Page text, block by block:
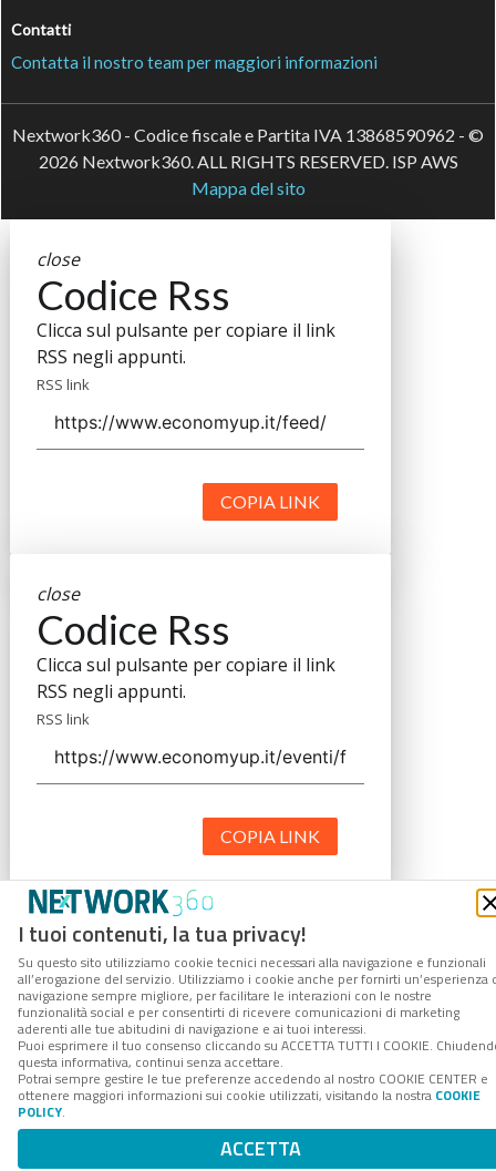
I tuoi contenuti, la tua privacy!
Su questo sito utilizziamo cookie tecnici necessari alla navigazione e funzionali
all’erogazione del servizio. Utilizziamo i cookie anche per fornirti un’esperienza
navigazione sempre migliore, per facilitare le interazioni con le nostre
funzionalità social e per consentirti di ricevere comunicazioni di marketing
aderenti alle tue abitudini di navigazione e ai tuoi interessi.
Puoi esprimere il tuo consenso cliccando su ACCETTA TUTTI I COOKIE.
questa informativa, continui senza accettare.
Potrai sempre gestire le tue preferenze accedendo al nostro COOKIE CENTER e
ottenere maggiori informazioni sui cookie utilizzati, visitando la nostra COOKIE
POLICY.
ACCETTA
Contatti
Contatta il nostro team per maggiori informazioni
Nextwork360 - Codice fiscale e Partita IVA 13868590962 - ©
2026 Nextwork360. ALL RIGHTS RESERVED. ISP AWS
Mappa del sito
close
Codice Rss
Clicca sul pulsante per copiare il link
RSS negli appunti.
RSS link
COPIA LINK
close
Codice Rss
Clicca sul pulsante per copiare il link
RSS negli appunti.
RSS link
COPIA LINK